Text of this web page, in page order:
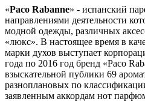
«Paco Rabanne» - испанский
направлениями деятельности
модной одежды, различных
«люкс». В настоящее время в
марки духов выступает
года по 2016 год бренд «Paco
взыскательной публики 69
разноплановых по
заявленным аккордам нот